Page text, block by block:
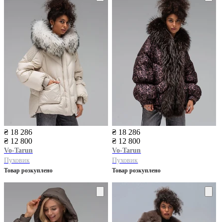
₴ 18 286
₴ 12 800
Vo-Tarun
Пуховик
Товар розкуплено
₴ 18 286
₴ 12 800
Vo-Tarun
Пуховик
Товар розкуплено